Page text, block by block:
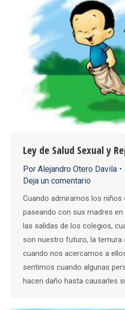
Ley de Salud Sexual y
Por Alejandro Otero Davila
Deja un comentario
Cuando admiramos los niños
paseando con sus madres
las salidas de los colegios,
son nuestro futuro, la ternura
cuando nos acercamos a
sentimos cuando algunas
hacen daño hasta causarles